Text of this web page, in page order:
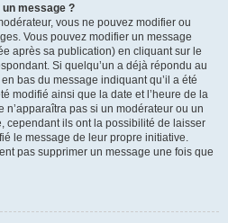
message ?
vous ne pouvez modifier ou
Vous pouvez modifier un message
après sa publication) en cliquant sur le
Si quelqu’un a déjà répondu au
bas du message indiquant qu’il a été
modifié ainsi que la date et l’heure de la
pas si un modérateur ou un
cependant ils ont la possibilité de laisser
le message de leur propre initiative.
pas supprimer un message une fois que